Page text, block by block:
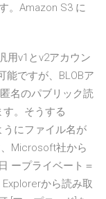
。Amazon S3 に
用v1とv2アカウン
能ですが、BLOBア
名のパブリック読
。そうする
うにファイル名が
Microsoft社から
ープライベート＝
から読み取